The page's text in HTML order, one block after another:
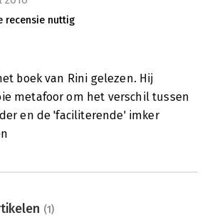
recensie nuttig
boek van Rini gelezen. Hij
metafoor om het verschil tussen
en de 'faciliterende' imker
(1)